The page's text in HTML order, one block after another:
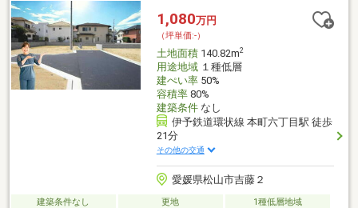
1,080万円
（坪単価:-）
土地面積140.82m2
用途地域１種低層
建ぺい率50%
容積率80%
建築条件なし
伊予鉄道環状線 本町六丁目駅 徒歩
21分
その他の交通
愛媛県松山市吉藤２
建築条件なし 更地 1種低層地域